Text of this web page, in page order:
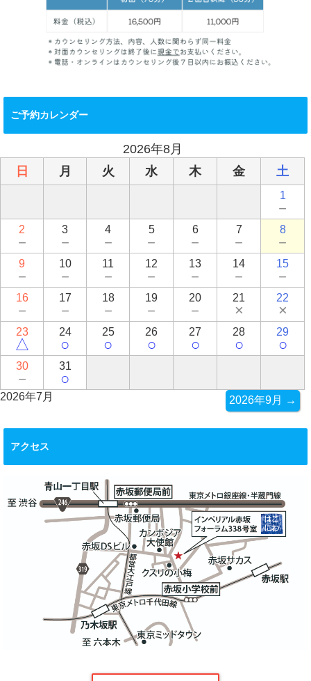
ご予約カレンダー
2026年8月
日
月 火 水 木 金 土
1
－
2
－
3
－
4
－
5
－
6
－
7
－
8
－
9
－
10
－
11
－
12
－
13
－
14
－
15
－
16
－
17
－
18
－
19
－
20
－
21
×
22
×
23
△
24
○
25
○
26
○
27
○
28
○
29
○
30
－
31
○
2026年7月 2026年9月 →
アクセス